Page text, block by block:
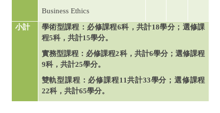
Business Ethics
小計 學術型課程：必修課程6科，共計18學分；選修課
程5科，共計15學分。
實務型課程：必修課程2科，共計6學分；選修課程
9科，共計25學分。
雙軌型課程：必修課程11共計33學分；選修課程
22科，共計65學分。